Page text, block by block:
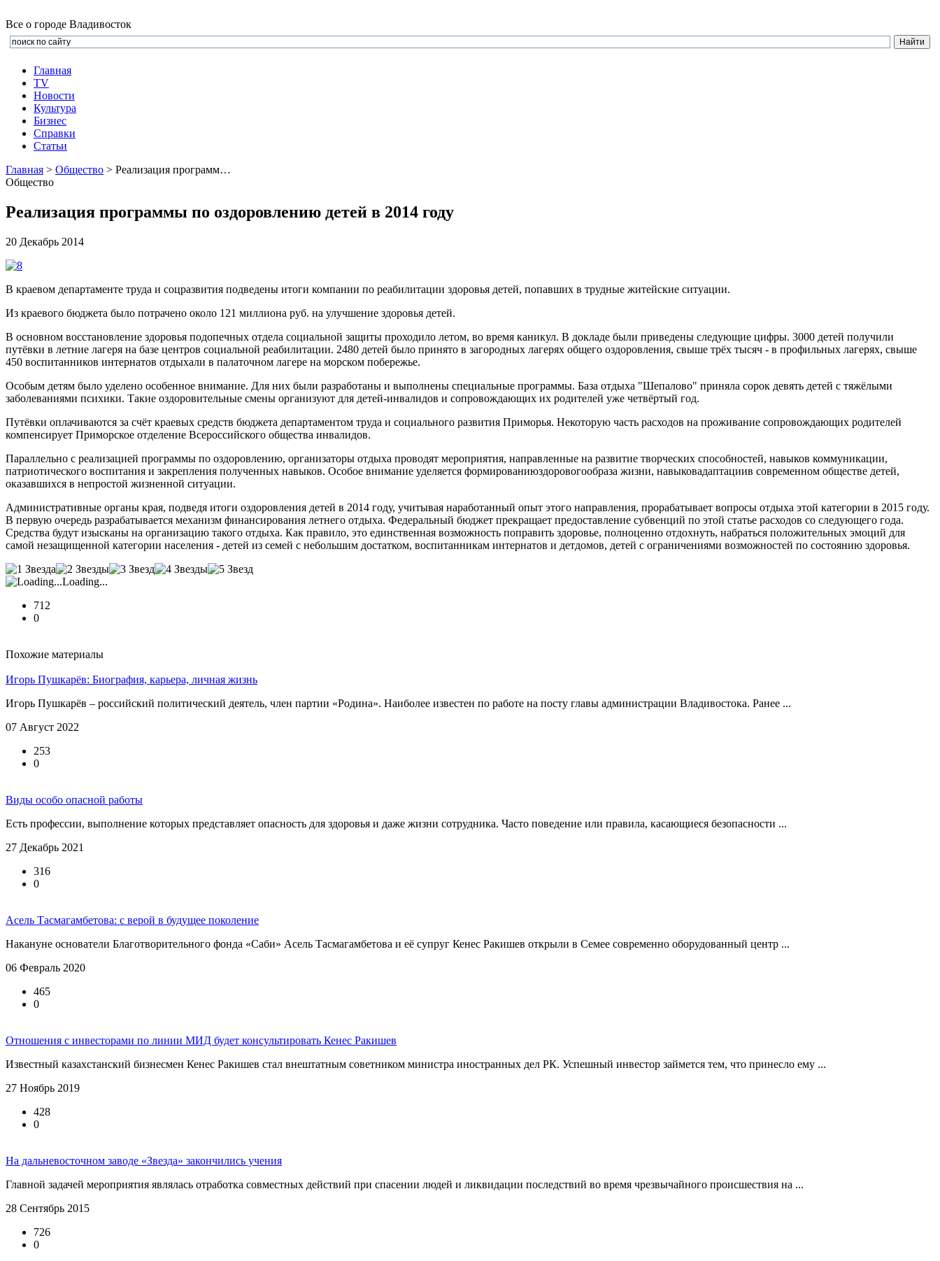
Все о городе Владивосток
Главная
TV
Новости
Культура
Бизнеc
Справки
Статьи
Главная > Общество > Реализация программ…
Общество
Реализация программы по оздоровлению детей в 2014 году
20 Декабрь 2014
В краевом департаменте труда и соцразвития подведены итоги компании по реабилитации здоровья детей, попавших в трудные житейские ситуации.
Из краевого бюджета было потрачено около 121 миллиона руб. на улучшение здоровья детей.
В основном восстановление здоровья подопечных отдела социальной защиты проходило летом, во время каникул. В докладе были приведены следующие цифры. 3000 детей получили
путёвки в летние лагеря на базе центров социальной реабилитации. 2480 детей было принято в загородных лагерях общего оздоровления, свыше трёх тысяч - в профильных лагерях, свыше
450 воспитанников интернатов отдыхали в палаточном лагере на морском побережье.
Особым детям было уделено особенное внимание. Для них были разработаны и выполнены специальные программы. База отдыха "Шепалово" приняла сорок девять детей с тяжёлыми
заболеваниями психики. Такие оздоровительные смены организуют для детей-инвалидов и сопровождающих их родителей уже четвёртый год.
Путёвки оплачиваются за счёт краевых средств бюджета департаментом труда и социального развития Приморья. Некоторую часть расходов на проживание сопровождающих родителей
компенсирует Приморское отделение Всероссийского общества инвалидов.
Параллельно с реализацией программы по оздоровлению, организаторы отдыха проводят мероприятия, направленные на развитие творческих способностей, навыков коммуникации,
патриотического воспитания и закрепления полученных навыков. Особое внимание уделяется формированиюздоровогообраза жизни, навыковадаптациив современном обществе детей,
оказавшихся в непростой жизненной ситуации.
Административные органы края, подведя итоги оздоровления детей в 2014 году, учитывая наработанный опыт этого направления, прорабатывает вопросы отдыха этой категории в 2015 году.
В первую очередь разрабатывается механизм финансирования летнего отдыха. Федеральный бюджет прекращает предоставление субвенций по этой статье расходов со следующего года.
Средства будут изысканы на организацию такого отдыха. Как правило, это единственная возможность поправить здоровье, полноценно отдохнуть, набраться положительных эмоций для
самой незащищенной категории населения - детей из семей с небольшим достатком, воспитанникам интернатов и детдомов, детей с ограничениями возможностей по состоянию здоровья.
Loading...
712
0
Похожие материалы
Игорь Пушкарёв: Биография, карьера, личная жизнь
Игорь Пушкарёв – российский политический деятель, член партии «Родина». Наиболее известен по работе на посту главы администрации Владивостока. Ранее ...
07 Август 2022
253
0
Виды особо опасной работы
Есть профессии, выполнение которых представляет опасность для здоровья и даже жизни сотрудника. Часто поведение или правила, касающиеся безопасности ...
27 Декабрь 2021
316
0
Асель Тасмагамбетова: с верой в будущее поколение
Накануне основатели Благотворительного фонда «Саби» Асель Тасмагамбетова и её супруг Кенес Ракишев открыли в Семее современно оборудованный центр ...
06 Февраль 2020
465
0
Отношения с инвесторами по линии МИД будет консультировать Кенес Ракишев
Известный казахстанский бизнесмен Кенес Ракишев стал внештатным советником министра иностранных дел РК. Успешный инвестор займется тем, что принесло ему ...
27 Ноябрь 2019
428
0
На дальневосточном заводе «Звезда» закончились учения
Главной задачей мероприятия являлась отработка совместных действий при спасении людей и ликвидации последствий во время чрезвычайного происшествия на ...
28 Сентябрь 2015
726
0